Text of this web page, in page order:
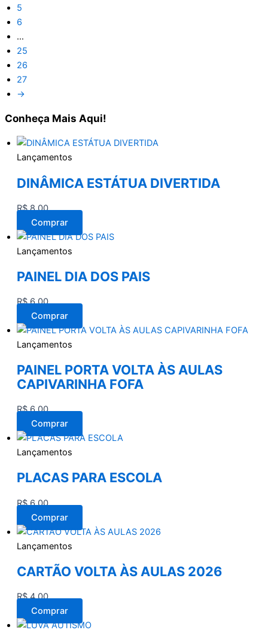
5
6
…
25
26
27
→
Conheça Mais Aqui!
Lançamentos
DINÂMICA ESTÁTUA DIVERTIDA
R$8,00
Comprar
Lançamentos
PAINEL DIA DOS PAIS
R$6,00
Comprar
Lançamentos
PAINEL PORTA VOLTA ÀS AULAS
CAPIVARINHA FOFA
R$6,00
Comprar
Lançamentos
PLACAS PARA ESCOLA
R$6,00
Comprar
Lançamentos
CARTÃO VOLTA ÀS AULAS 2026
R$4,00
Comprar